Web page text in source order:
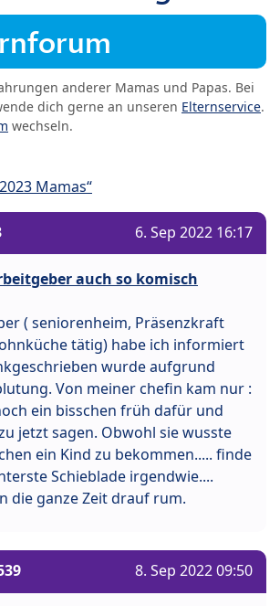
anderer Mamas und Papas. Bei
dich gerne an unseren Elternservice.
wechseln.
Mamas“
6. Sep 2022 16:17
auch so komisch
( seniorenheim, Präsenzkraft
tätig) habe ich informiert
wurde aufgrund
Von meiner chefin kam nur :
ein bisschen früh dafür und
jetzt sagen. Obwohl sie wusste
ein Kind zu bekommen..... finde
Schieblade irgendwie....
die ganze Zeit drauf rum.
8. Sep 2022 09:50